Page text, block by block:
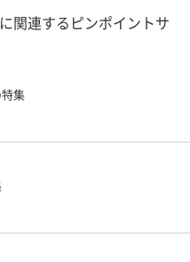
に関連するピンポイントサ
集